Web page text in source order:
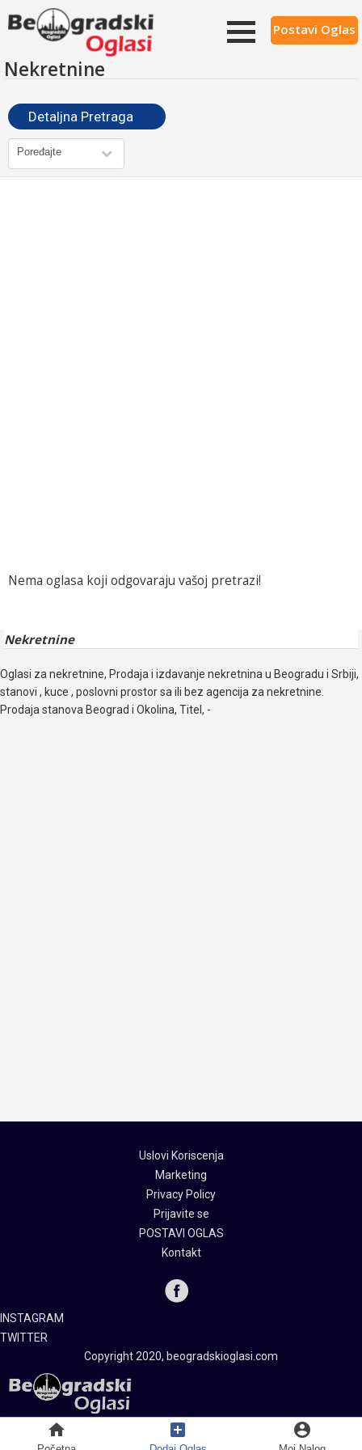
Postavi Oglas
Nekretnine
Detaljna Pretraga
Nema oglasa koji odgovaraju vašoj pretrazi!
Nekretnine
Oglasi za nekretnine, Prodaja i izdavanje nekretnina u Beogradu i Srbiji,
stanovi , kuce , poslovni prostor sa ili bez agencija za nekretnine.
Prodaja stanova Beograd i Okolina, Titel, -
Uslovi Koriscenja
Marketing
Privacy Policy
Prijavite se
POSTAVI OGLAS
Kontakt
INSTAGRAM
TWITTER
Copyright 2020, beogradskioglasi.com
home add_box account_circle